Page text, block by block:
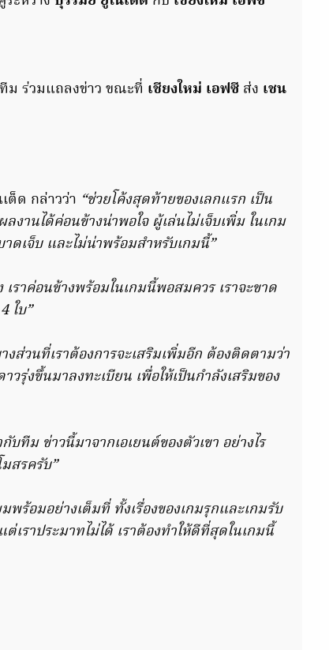
ม ร่วมแถลงข่าว ขณะที่ เชียงใหม่ เอฟซี ส่ง เชน
ต็ด กล่าวว่า “ช่วยโค้งสุดท้ายของเลกแรก เป็น
งานได้ค่อนข้างน่าพอใจ ผู้เล่นไม่เจ็บเพิ่ม ในเกม
ดเจ็บ และไม่น่าพร้อมสำหรับเกมนี้”
เราค่อนข้างพร้อมในเกมนี้พอสมควร เราจะขาด
ใบ”
งส่วนที่เราต้องการจะเสริมเพิ่มอีก ต้องติดตามว่า
วรุ่งขึ้นมาลงทะเบียน เพื่อให้เป็นกำลังเสริมของ
ทีม ข่าวนี้มาจากเอเยนต์ของตัวเขา อย่างไร
สรครับ”
พร้อมอย่างเต็มที่ ทั้งเรื่องของเกมรุกและเกมรับ
เราประมาทไม่ได้ เราต้องทำให้ดีที่สุดในเกมนี้